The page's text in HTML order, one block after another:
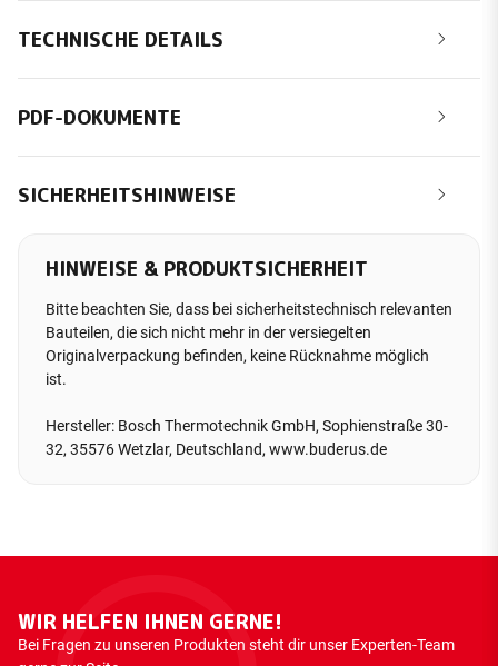
TECHNISCHE DETAILS
PDF-DOKUMENTE
SICHERHEITSHINWEISE
HINWEISE & PRODUKTSICHERHEIT
Bitte beachten Sie, dass bei sicherheitstechnisch relevanten
Bauteilen, die sich nicht mehr in der versiegelten
Originalverpackung befinden, keine Rücknahme möglich
ist.
Hersteller: Bosch Thermotechnik GmbH, Sophienstraße 30-
32, 35576 Wetzlar, Deutschland, www.buderus.de
WIR HELFEN IHNEN GERNE!
Bei Fragen zu unseren Produkten steht dir unser Experten-Team